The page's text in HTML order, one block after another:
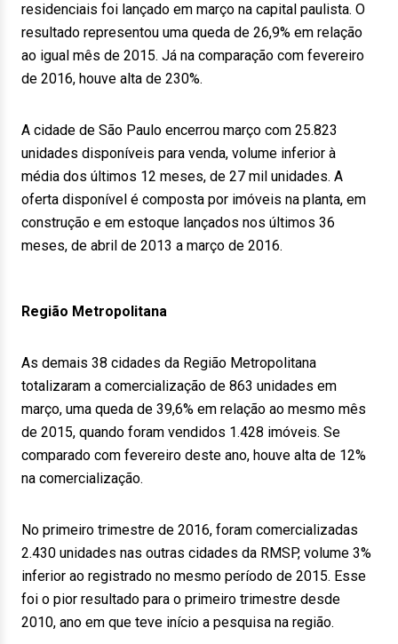
residenciais foi lançado em março na capital paulista. O
resultado representou uma queda de 26,9% em relação
ao igual mês de 2015. Já na comparação com fevereiro
de 2016, houve alta de 230%.
A cidade de São Paulo encerrou março com 25.823
unidades disponíveis para venda, volume inferior à
média dos últimos 12 meses, de 27 mil unidades. A
oferta disponível é composta por imóveis na planta, em
construção e em estoque lançados nos últimos 36
meses, de abril de 2013 a março de 2016.
Região Metropolitana
As demais 38 cidades da Região Metropolitana
totalizaram a comercialização de 863 unidades em
março, uma queda de 39,6% em relação ao mesmo mês
de 2015, quando foram vendidos 1.428 imóveis. Se
comparado com fevereiro deste ano, houve alta de 12%
na comercialização.
No primeiro trimestre de 2016, foram comercializadas
2.430 unidades nas outras cidades da RMSP, volume 3%
inferior ao registrado no mesmo período de 2015. Esse
foi o pior resultado para o primeiro trimestre desde
2010, ano em que teve início a pesquisa na região.